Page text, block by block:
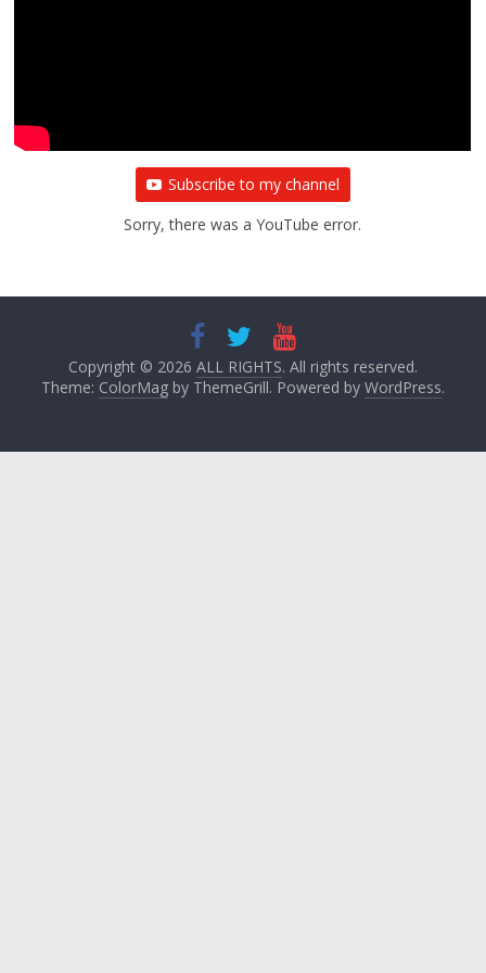
Subscribe to my channel
Sorry, there was a YouTube error.
Copyright © 2026 ALL RIGHTS. All rights reserved.
Theme: ColorMagby ThemeGrill. Powered by WordPress.